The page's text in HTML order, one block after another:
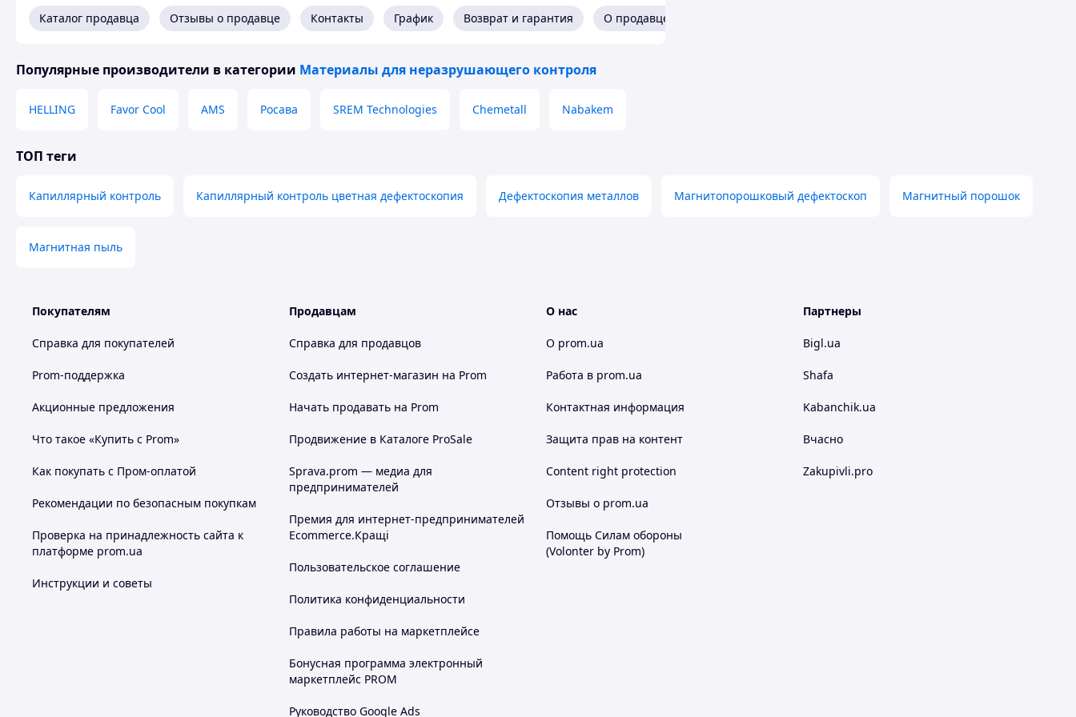
Каталог продавца Отзывы о продавце Контакты График Возврат и гарантия О продавце
Популярные производители в категории Материалы для неразрушающего контроля
HELLING Favor Cool AMS Росава SREM Technologies Chemetall Nabakem
ТОП теги
Капиллярный контроль Капиллярный контроль цветная дефектоскопия Дефектоскопия металлов Магнитопорошковый дефектоскоп Магнитный порошок
Магнитная пыль
Покупателям
Справка для покупателей
Prom-поддержка
Акционные предложения
Что такое «Купить с Prom»
Как покупать с Пром-оплатой
Рекомендации по безопасным покупкам
Проверка на принадлежность сайта к
платформе prom.ua
Инструкции и советы
Продавцам
Справка для продавцов
Создать интернет-магазин на Prom
Начать продавать на Prom
Продвижение в Каталоге ProSale
Sprava.prom — медиа для
предпринимателей
Премия для интернет-предпринимателей
Ecommerce.Кращі
Пользовательское соглашение
Политика конфиденциальности
Правила работы на маркетплейсе
Бонусная программа электронный
маркетплейс PROM
Руководство Google Ads
О нас
О prom.ua
Работа в prom.ua
Контактная информация
Защита прав на контент
Content right protection
Отзывы о prom.ua
Помощь Силам обороны
(Volonter by Prom)
Партнеры
Bigl.ua
Shafa
Kabanchik.ua
Вчасно
Zakupivli.pro